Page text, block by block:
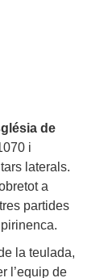
de
i
laterals.
a
partides
la teulada,
l’equip de